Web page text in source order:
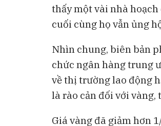
thấy một vài nhà
cuối cùng họ vẫn ủng
Nhìn chung, biên bản
chức ngân hàng trung
về thị trường lao động
là rào cản đối với
Giá vàng đã giảm hơn